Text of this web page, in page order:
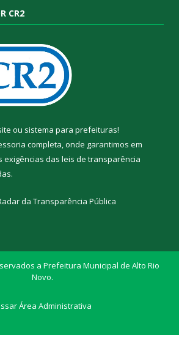
CR2
ou sistema para prefeituras!
completa, onde garantimos em
exigências das leis de transparência
da Transparência Pública
a Prefeitura Municipal de Alto Rio
Novo.
Área Administrativa